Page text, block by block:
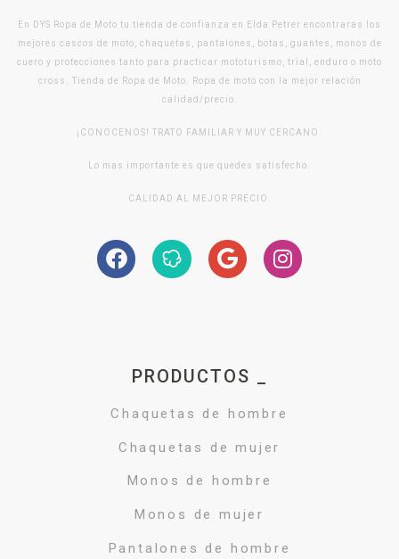
En DYS Ropa de Moto tu tienda de confianza en Elda Petrer encontraras los
mejores cascos de moto, chaquetas, pantalones, botas, guantes, monos de
cuero y protecciones tanto para practicar mototurismo, trial, enduro o moto
cross. Tienda de Ropa de Moto. Ropa de moto con la mejor relación
calidad/precio.
¡CONOCENOS! TRATO FAMILIAR Y MUY CERCANO.
Lo mas importante es que quedes satisfecho.
CALIDAD AL MEJOR PRECIO.
PRODUCTOS _
Chaquetas de hombre
Chaquetas de mujer
Monos de hombre
Monos de mujer
Pantalones de hombre